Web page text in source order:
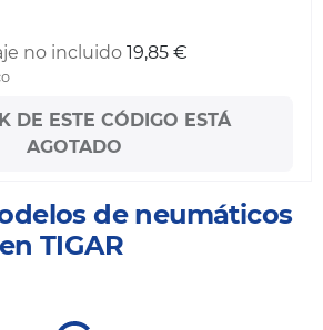
no incluido 19,85 €
DE ESTE CÓDIGO ESTÁ
AGOTADO
de neumáticos
TIGAR